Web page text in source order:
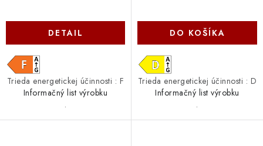
DETAIL
Trieda energetickej účinnosti : F
Informačný list výrobku
.
DO KOŠÍKA
Trieda energetickej účinnosti : D
Informačný list výrobku
.